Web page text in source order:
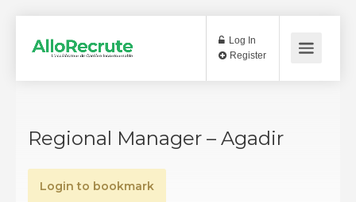
Log In
Regional Manager – Agadir
Login to bookmark